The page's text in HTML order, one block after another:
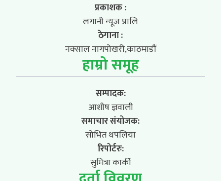
प्रकाशक :
लगानी न्यूज प्रालि
ठेगाना :
नक्साल नागपोखरी,काठमाडौं
हाम्रो समूह
सम्पादक:
आशीष ज्ञवाली
समाचार संयोजक:
सोभित थपलिया
रिपोर्टरः:
सुमित्रा कार्की